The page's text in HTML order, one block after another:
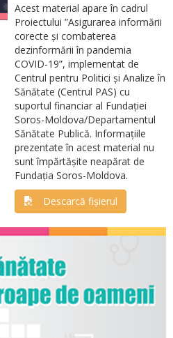
Acest material apare în cadrul
Proiectului ”Asigurarea informării
corecte și combaterea
dezinformării în pandemia
COVID-19”, implementat de
Centrul pentru Politici și Analize în
Sănătate (Centrul PAS) cu
suportul financiar al Fundației
Soros-Moldova/Departamentul
Sănătate Publică. Informațiile
prezentate în acest material nu
sunt împărtășite neapărat de
Fundația Soros-Moldova.
Descarcă fișierul